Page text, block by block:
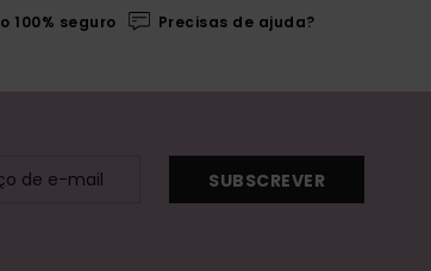
100% seguro Precisas de ajuda?
SUBSCREVER